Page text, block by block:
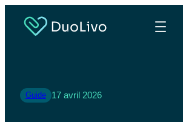
Guide 17 avril 2026